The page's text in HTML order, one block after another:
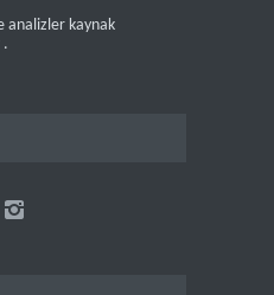
analizler kaynak
.